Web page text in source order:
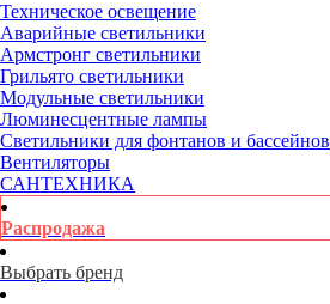
Техническое освещение
Аварийные светильники
Армстронг светильники
Грильято светильники
Модульные светильники
Люминесцентные лампы
Светильники для фонтанов и бассейнов
Вентиляторы
САНТЕХНИКА
Распродажа
Выбрать бренд